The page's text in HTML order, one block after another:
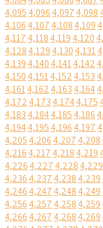
4,0954,0964,0974,098
4,1064,1074,1084,109
4,1174,1184,1194,120
4,1284,1294,1304,131
4,1394,1404,1414,142
4,1504,1514,1524,153
4,1614,1624,1634,164
4,1724,1734,1744,175
4,1834,1844,1854,186
4,1944,1954,1964,197
4,2054,2064,2074,208
4,2164,2174,2184,219
4,2264,2274,2284,229
4,2364,2374,2384,239
4,2464,2474,2484,249
4,2564,2574,2584,259
4,2664,2674,2684,269